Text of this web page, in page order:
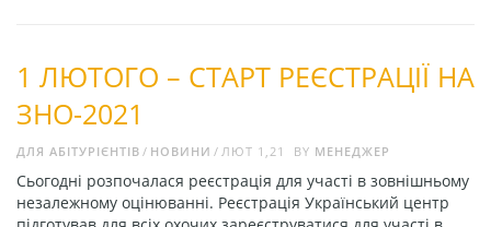
1 ЛЮТОГО – СТАРТ РЕЄСТРАЦІЇ НА
ЗНО-2021
ЛЮТ 1,21
ДЛЯ АБІТУРІЄНТІВ НОВИНИ BY МЕНЕДЖЕР
Сьогодні розпочалася реєстрація для участі в зовнішньому
незалежному оцінюванні. Реєстрація Український центр